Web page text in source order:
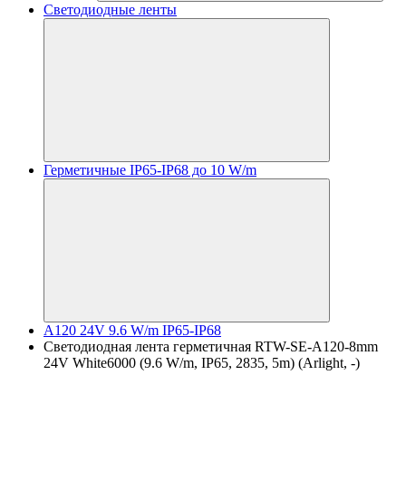
Светодиодные ленты
Герметичные IP65-IP68 до 10 W/m
A120 24V 9.6 W/m IP65-IP68
Светодиодная лента герметичная RTW-SE-A120-8mm
24V White6000 (9.6 W/m, IP65, 2835, 5m) (Arlight, -)